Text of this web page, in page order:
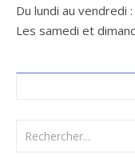
Du lundi au vendredi
Les samedi et